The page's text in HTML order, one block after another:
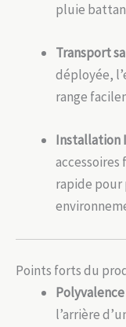
pluie
Transport
déployée,
range
Installation
rapide
Points forts du
l’arrière